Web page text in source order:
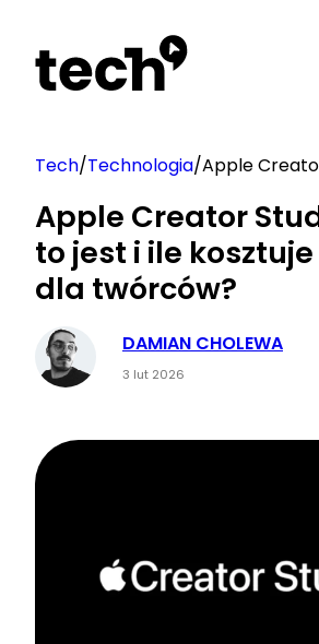
treści
Tech/Technologia/Apple
twórców?
Apple Creator
to jest i ile
dla twórców?
DAMIAN CHOLEWA
3 lut 2026